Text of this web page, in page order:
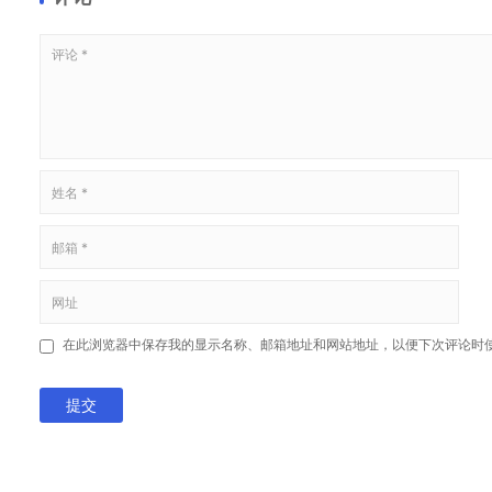
在此浏览器中保存我的显示名称、邮箱地址和网站地址，以便下次评论时
提交